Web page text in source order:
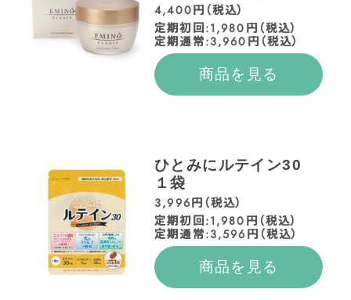
4,400円（税込）
定期初回:1,980円（税込）
定期通常:3,960円（税込）
商品を見る
ひとみにルテイン30
１袋
3,996円（税込）
定期初回:1,980円（税込）
定期通常:3,596円（税込）
商品を見る